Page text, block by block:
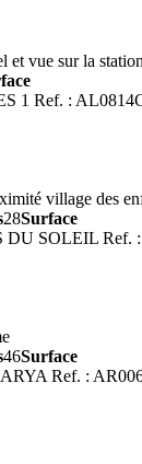
et vue sur la
1 Ref. :
village des
28Surface
DU SOLEIL Ref.
46Surface
Ref. :